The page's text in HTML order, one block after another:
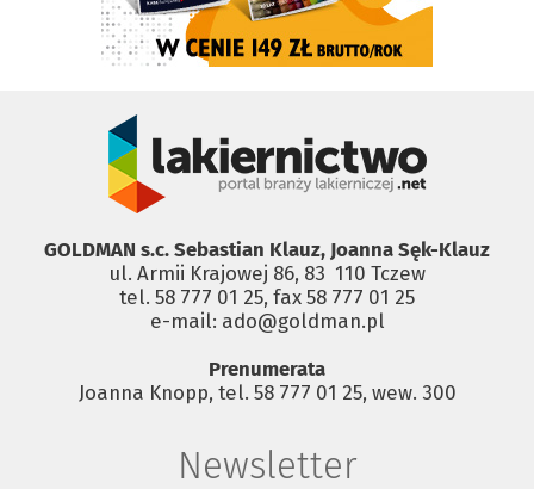
GOLDMAN s.c. Sebastian Klauz, Joanna Sęk-Klauz
ul. Armii Krajowej 86, 83 ­ 110 Tczew
tel. 58 777 01 25, fax 58 777 01 25
e-mail: ado@goldman.pl
Prenumerata
Joanna Knopp, tel. 58 777 01 25, wew. 300
Newsletter